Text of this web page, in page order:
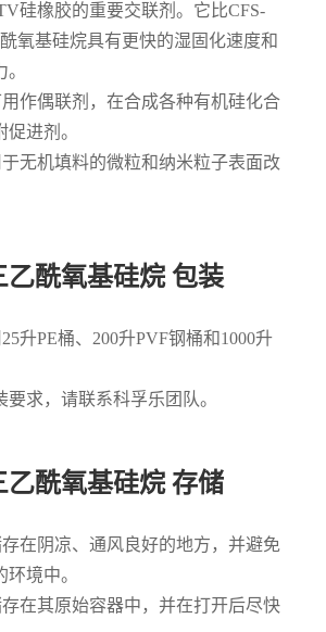
硅橡胶的重要交联剂。它比CFS-
氧基硅烷具有更快的湿固化速度和
用作偶联剂，在合成各种有机硅化合
进剂。
于无机填料的微粒和纳米粒子表面改
乙酰氧基硅烷 包装
升PE桶、200升PVF钢桶和1000升
要求，请联系科孚乐团队。
乙酰氧基硅烷 存储
存在阴凉、通风良好的地方，并避免
境中。
存在其原始容器中，并在打开后尽快